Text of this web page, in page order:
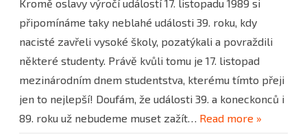
za
a
demokracii
Kromě oslavy výročí událostí 17. listopadu 1989 si
připomínáme taky neblahé události 39. roku, kdy
nacisté zavřeli vysoké školy, pozatýkali a povraždili
některé studenty. Právě kvůli tomu je 17. listopad
mezinárodním dnem studentstva, kterému tímto přeji
jen to nejlepší! Doufám, že události 39. a koneckonců i
89. roku už nebudeme muset zažít… Read more »